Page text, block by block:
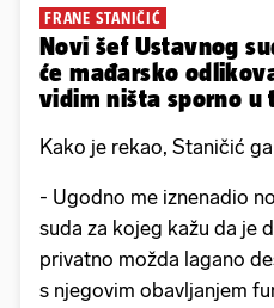
FRANE STANIČIĆ
Novi šef Ustavnog
će mađarsko
vidim ništa sporno u
Kako je rekao, Staničić
- Ugodno me iznenadio
suda za kojeg kažu da je
privatno možda lagano
s njegovim obavljanjem